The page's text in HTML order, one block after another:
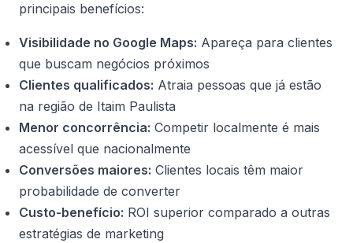
principais benefícios:
Visibilidade no Google Maps: Apareça para clientes
que buscam negócios próximos
Clientes qualificados: Atraia pessoas que já estão
na região de Itaim Paulista
Menor concorrência: Competir localmente é mais
acessível que nacionalmente
Conversões maiores: Clientes locais têm maior
probabilidade de converter
Custo-benefício: ROI superior comparado a outras
estratégias de marketing